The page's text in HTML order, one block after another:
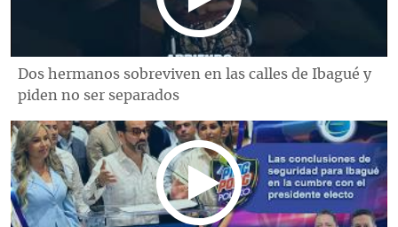
Dos hermanos sobreviven en las calles de Ibagué y
piden no ser separados